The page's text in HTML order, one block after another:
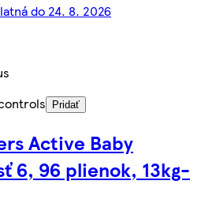
do 24. 8. 2026
Pridať
Active Baby
6, 96 plienok, 13kg-